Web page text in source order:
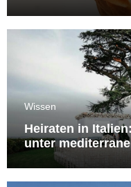
Wissen
Heiraten in
unter